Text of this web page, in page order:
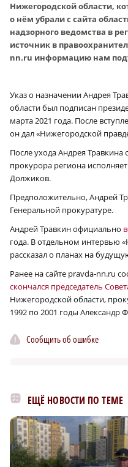
Нижегородской области,
о нём убрали с сайта
надзорного ведомства в
источник в
nn.ru информацию нам
Указ о назначении Андрея
области был подписан
марта 2021 года. После
он дал «Нижегородской
После ухода Андрея Травкина
прокурора региона
Должиков.
Предположительно, Андрей
Генеральной прокуратуре.
Андрей Травкин официально
года. В отдельном интервью
рассказал о планах на
Ранее на сайте pravda-nn.ru
скончался председатель
Нижегородской области,
1992 по 2001 годы Александр
Сообщить об ошибке
ЕЩЁ НОВОСТИ ПО ТЕМЕ